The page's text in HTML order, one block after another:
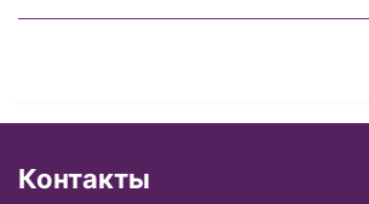
Контакты